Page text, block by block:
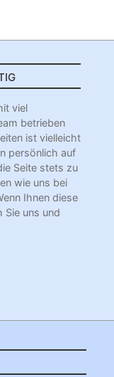
viel
betrieben
ist vielleicht
persönlich auf
Seite stets zu
wie uns bei
Ihnen diese
Sie uns und